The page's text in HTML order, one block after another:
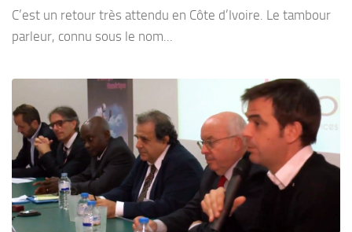
C’est un retour très attendu en Côte d’Ivoire. Le tambour
parleur, connu sous le nom...